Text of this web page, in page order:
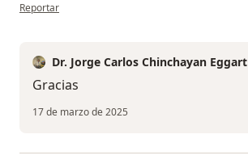
en opinión del usuario Francisca Mariños
Reportar
Dr. Jorge Carlos Chinchayan Eggart
Gracias
17 de marzo de 2025